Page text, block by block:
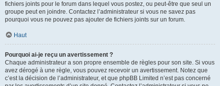
fichiers joints pour le forum dans lequel vous postez, ou peut-être que seul un
groupe peut en joindre. Contactez l’administrateur si vous ne savez pas
pourquoi vous ne pouvez pas ajouter de fichiers joints sur un forum.
Haut
Pourquoi ai-je reçu un avertissement ?
Chaque administrateur a son propre ensemble de règles pour son site. Si vous
avez dérogé à une règle, vous pouvez recevoir un avertissement. Notez que
c’est la décision de l’administrateur, et que phpBB Limited n’est pas concerné